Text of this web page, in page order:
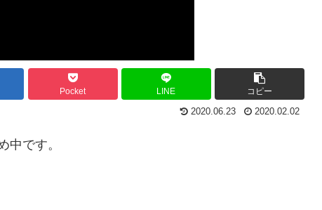
Pocket LINE コピー
2020.06.23 2020.02.02
中です。